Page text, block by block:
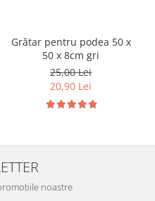
Grătar pentru podea 50 x
50 x 8cm gri
25,00 Lei
20,90 Lei
noastre